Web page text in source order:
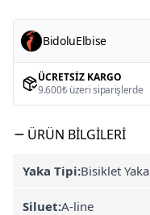
BidoluElbise
ÜCRETSIZ KARGO
9.600₺ üzeri siparişlerde
ÜRÜN BILGILERI
Yaka Tipi:Bisiklet Yaka
Siluet:A-line